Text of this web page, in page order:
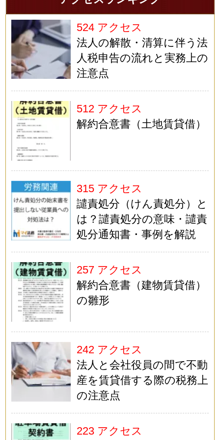
524 アクセス
法人の解散・清算に伴う法
人税申告の流れと実務上の
注意点
512 アクセス
解約合意書（土地賃貸借）
315 アクセス
譴責処分（けん責処分）と
は？譴責処分の意味・譴責
処分通知書・事例を解説
257 アクセス
解約合意書（建物賃貸借）
の雛形
242 アクセス
法人と会社役員の間で不動
産を賃貸借する際の税務上
の注意点
223 アクセス